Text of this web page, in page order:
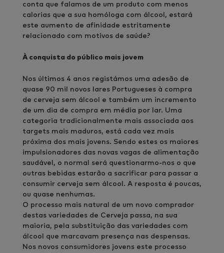
conta que falamos de um produto com menos
calorias que a sua homóloga com álcool, estará
este aumento de afinidade estritamente
relacionado com motivos de saúde?
À conquista do público mais jovem
Nos últimos 4 anos registámos uma adesão de
quase 90 mil novos lares Portugueses à compra
de cerveja sem álcool e também um incremento
de um dia de compra em média por lar. Uma
categoria tradicionalmente mais associada aos
targets mais maduros, está cada vez mais
próxima dos mais jovens. Sendo estes os maiores
impulsionadores das novas vagas de alimentação
saudável, o normal será questionarmo-nos o que
outras bebidas estarão a sacrificar para passar a
consumir cerveja sem álcool. A resposta é poucas,
ou quase nenhumas.
O processo mais natural de um novo comprador
destas variedades de Cerveja passa, na sua
maioria, pela substituição das variedades com
álcool que marcavam presença nas despensas.
Nos novos consumidores jovens este processo